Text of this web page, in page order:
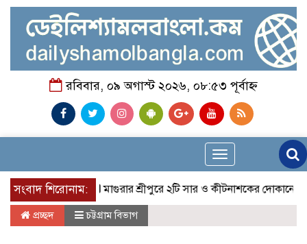
রবিবার, ০৯ অগাস্ট ২০২৬, ০৮:৫৩ পূর্বাহ্ন
Toggle
navigation
সংবাদ শিরোনাম:মাগুরার শ্রীপুরে ২টি সার ও কীটনাশকের দোকানে দুর্ধর্ষ চুরি
প্রচ্ছদ চট্টগ্রাম বিভাগ